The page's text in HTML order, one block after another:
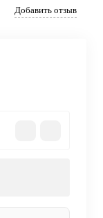
Добавить отзыв